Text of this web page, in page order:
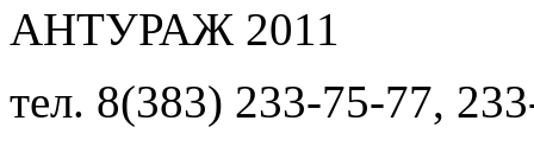
АНТУРАЖ 2011
тел. 8(383) 233-75-77,